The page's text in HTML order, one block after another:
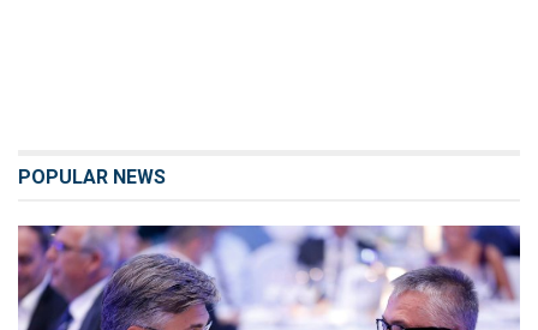
POPULAR NEWS